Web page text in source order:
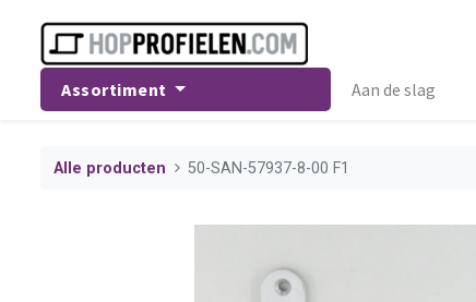
Assortiment Aan de slag
Alle producten 50-SAN-57937-8-00 F1